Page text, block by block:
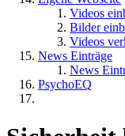
Videos
Bilder
Videos
News Einträge
News
PsychoEQ